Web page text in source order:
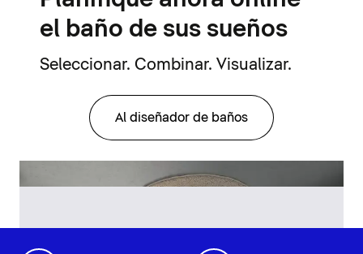
el baño de sus sueños
Seleccionar. Combinar. Visualizar.
Al diseñador de baños